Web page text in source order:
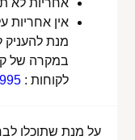
אחריות לא
אין אחריות
מנת להעניק
במקרה של
לקוחות :
על מנת שתוכלו